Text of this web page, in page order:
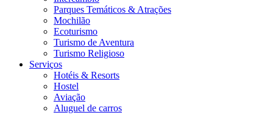
Parques Temáticos & Atrações
Mochilão
Ecoturismo
Turismo de Aventura
Turismo Religioso
Serviços
Hotéis & Resorts
Hostel
Aviação
Aluguel de carros